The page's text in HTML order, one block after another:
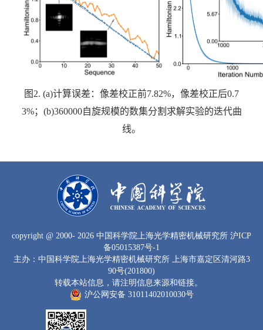
图2. (a)计算误差：像差校正前7.82%，像差校正后0.7
3%； (b)360000自旋规模的数集分割求解实验的迭代曲
线。
copyright @ 2000- 2026 中国科学院上海光学精密机械研究所 沪ICP
备05015387号-1
主办：中国科学院上海光学精密机械研究所 上海市嘉定区清河路3
90号(201800)
转载本站信息，请注明信息来源和链接。
沪公网安备 31011402010030号